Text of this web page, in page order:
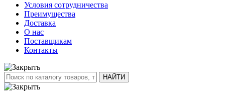
Условия сотрудничества
Преимущества
Доставка
О нас
Поставщикам
Контакты